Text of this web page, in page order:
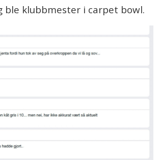
ble klubbmester i carpet bowl.